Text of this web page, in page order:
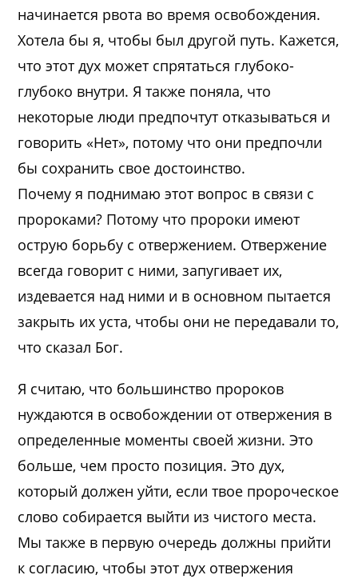
начинается рвота во время освобождения.
Хотела бы я, чтобы был другой путь. Кажется,
что этот дух может спрятаться глубоко-
глубоко внутри. Я также поняла, что
некоторые люди предпочтут отказываться и
говорить «Нет», потому что они предпочли
бы сохранить свое достоинство.
Почему я поднимаю этот вопрос в связи с
пророками? Потому что пророки имеют
острую борьбу с отвержением. Отвержение
всегда говорит с ними, запугивает их,
издевается над ними и в основном пытается
закрыть их уста, чтобы они не передавали то,
что сказал Бог.
Я считаю, что большинство пророков
нуждаются в освобождении от отвержения в
определенные моменты своей жизни. Это
больше, чем просто позиция. Это дух,
который должен уйти, если твое пророческое
слово собирается выйти из чистого места.
Мы также в первую очередь должны прийти
к согласию, чтобы этот дух отвержения